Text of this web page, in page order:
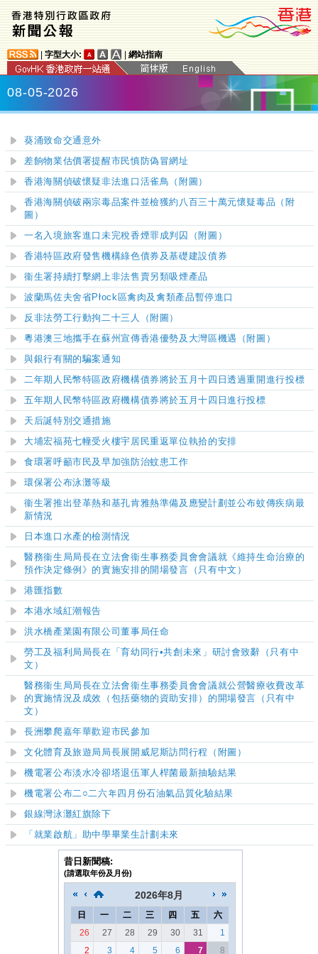
字型大小: 網站指南
08-05-2026
葵涌致命交通意外
差餉物業估價署提醒市民慎防偽冒網址
香港海關偵破懷疑非法進口活雀鳥（附圖）
香港海關偵破兩宗毒品案件並檢獲約八百三十萬元懷疑毒品（附
圖）
一名入境旅客進口未完稅香煙罪成判囚（附圖）
香港特區政府發售機構綠色債券及基礎建設債券
衞生署持續打擊網上非法售賣另類吸煙產品
波蘭馬佐夫舍省Płock區禽肉及禽類產品暫停進口
反非法勞工行動拘二十三人（附圖）
粵港澳三地攜手在蘇州宣傳香港優勢及大灣區機遇（附圖）
與銀行有關的騙案通知
二年期人民幣特區政府機構債券將於五月十四日透過重開進行投標
五年期人民幣特區政府機構債券將於五月十四日進行投標
天后誕特別交通措施
大埔宏福苑七幢受火樓宇居民重返單位執拾的安排
食環署呼籲市民及早加強防治蚊患工作
環保署公布泳灘等級
衞生署推出登革熱和基孔肯雅熱準備及應變計劃並公布蚊傳疾病最
新情況
日本進口水產的檢測情況
醫務衞生局局長在立法會衞生事務委員會會議就《維持生命治療的
預作決定條例》的實施安排的開場發言（只有中文）
港匯指數
本港水域紅潮報告
洪水橋產業園有限公司董事局任命
勞工及福利局局長在「育幼同行•共創未來」研討會致辭（只有中
文）
醫務衞生局局長在立法會衞生事務委員會會議就公營醫療收費改革
的實施情況及成效（包括藥物的資助安排）的開場發言（只有中
文）
長洲攀爬嘉年華歡迎市民參加
文化體育及旅遊局局長展開威尼斯訪問行程（附圖）
機電署公布淡水冷卻塔退伍軍人桿菌最新抽驗結果
機電署公布二○二六年四月份石油氣品質化驗結果
銀線灣泳灘紅旗除下
「就業啟航」助中學畢業生計劃未來
昔日新聞稿:
(請選取年份及月份)
2026年8月
日 一 二 三 四 五
六
26
27 28 29 30 31
1
2
3 4 5 6 7 8